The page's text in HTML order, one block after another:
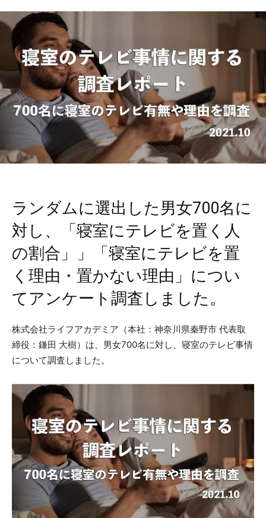
ランダムに選出した男女700名に
対し、「寝室にテレビを置く人
の割合」」「寝室にテレビを置
く理由・置かない理由」につい
てアンケート調査しました。
株式会社ライフアカデミア（本社：神奈川県秦野市 代表取
締役：鎌田 大樹）は、男女700名に対し、寝室のテレビ事情
について調査しました。